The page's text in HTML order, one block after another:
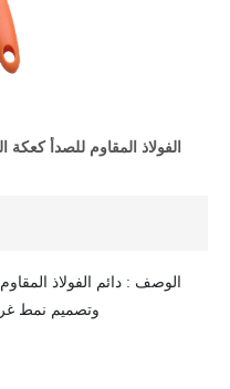
الفولاذ المقاوم للصدأ
الوصف : دائم الفولاذ
وتصميم نمط